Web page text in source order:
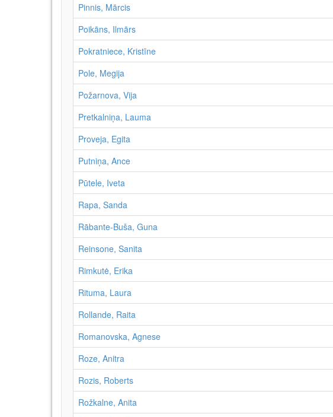
Pinnis, Mārcis
Poikāns, Ilmārs
Pokratniece, Kristīne
Pole, Megija
Požarnova, Vija
Pretkalniņa, Lauma
Proveja, Egita
Putniņa, Ance
Pūtele, Iveta
Rapa, Sanda
Rābante-Buša, Guna
Reinsone, Sanita
Rimkutė, Erika
Rituma, Laura
Rollande, Raita
Romanovska, Agnese
Roze, Anitra
Rozis, Roberts
Rožkalne, Anita